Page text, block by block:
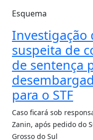
Esquema
Investigação
suspeita de
de sentença
para o STF
Caso ficará sob
Zanin, após pedido do
Grosso do Sul